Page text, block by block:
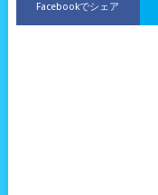
Facebookでシェア